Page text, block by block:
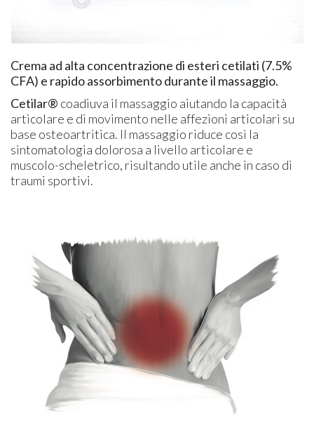
Crema ad alta concentrazione di esteri cetilati (7.5%
CFA) e rapido assorbimento durante il massaggio.
Cetilar® coadiuva il massaggio aiutando la capacità
articolare e di movimento nelle affezioni articolari su
base osteoartritica. Il massaggio riduce così la
sintomatologia dolorosa a livello articolare e
muscolo-scheletrico, risultando utile anche in caso di
traumi sportivi.